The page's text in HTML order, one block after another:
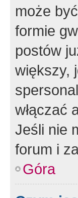
może
formie
postów
większy,
włączać
Jeśli nie
forum i
Góra